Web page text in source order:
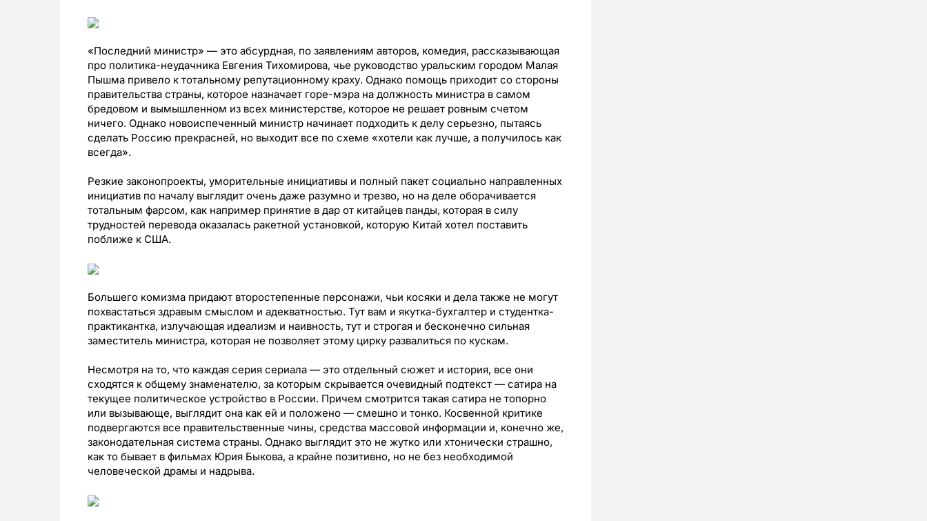
«Последний министр» — это абсурдная, по заявлениям авторов, комедия, рассказывающая
про политика-неудачника Евгения Тихомирова, чье руководство уральским городом Малая
Пышма привело к тотальному репутационному краху. Однако помощь приходит со стороны
правительства страны, которое назначает горе-мэра на должность министра в самом
бредовом и вымышленном из всех министерстве, которое не решает ровным счетом
ничего. Однако новоиспеченный министр начинает подходить к делу серьезно, пытаясь
сделать Россию прекрасней, но выходит все по схеме «хотели как лучше, а получилось как
всегда».
Резкие законопроекты, уморительные инициативы и полный пакет социально направленных
инициатив по началу выглядит очень даже разумно и трезво, но на деле оборачивается
тотальным фарсом, как например принятие в дар от китайцев панды, которая в силу
трудностей перевода оказалась ракетной установкой, которую Китай хотел поставить
поближе к США.
Большего комизма придают второстепенные персонажи, чьи косяки и дела также не могут
похвастаться здравым смыслом и адекватностью. Тут вам и якутка-бухгалтер и студентка-
практикантка, излучающая идеализм и наивность, тут и строгая и бесконечно сильная
заместитель министра, которая не позволяет этому цирку развалиться по кускам.
Несмотря на то, что каждая серия сериала — это отдельный сюжет и история, все они
сходятся к общему знаменателю, за которым скрывается очевидный подтекст — сатира на
текущее политическое устройство в России. Причем смотрится такая сатира не топорно
или вызывающе, выглядит она как ей и положено — смешно и тонко. Косвенной критике
подвергаются все правительственные чины, средства массовой информации и, конечно же,
законодательная система страны. Однако выглядит это не жутко или хтонически страшно,
как то бывает в фильмах Юрия Быкова, а крайне позитивно, но не без необходимой
человеческой драмы и надрыва.